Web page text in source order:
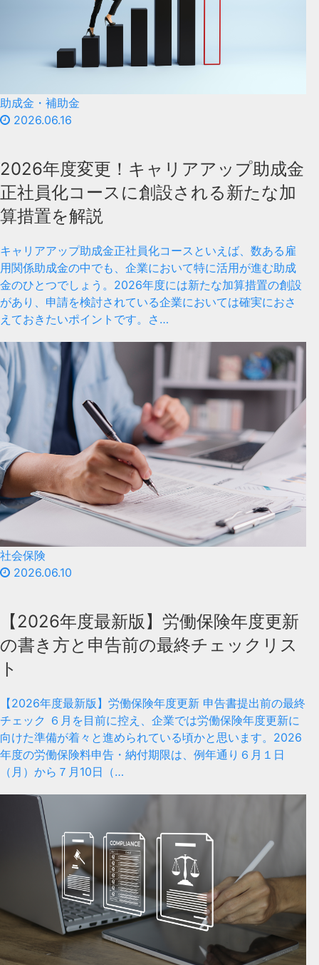
助成金・補助金
2026.06.16
2026年度変更！キャリアアップ助成金
正社員化コースに創設される新たな加
算措置を解説
キャリアアップ助成金正社員化コースといえば、数ある雇
用関係助成金の中でも、企業において特に活用が進む助成
金のひとつでしょう。2026年度には新たな加算措置の創設
があり、申請を検討されている企業においては確実におさ
えておきたいポイントです。さ…
社会保険
2026.06.10
【2026年度最新版】労働保険年度更新
の書き方と申告前の最終チェックリス
ト
【2026年度最新版】労働保険年度更新 申告書提出前の最終
チェック ６月を目前に控え、企業では労働保険年度更新に
向けた準備が着々と進められている頃かと思います。2026
年度の労働保険料申告・納付期限は、例年通り６月１日
（月）から７月10日（…